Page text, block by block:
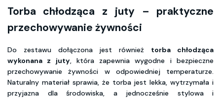
Torba chłodząca z juty – praktyczne
przechowywanie żywności
Do zestawu dołączona jest również torba chłodząca
wykonana z juty, która zapewnia wygodne i bezpieczne
przechowywanie żywności w odpowiedniej temperaturze.
Naturalny materiał sprawia, że torba jest lekka, wytrzymała i
przyjazna dla środowiska, a jednocześnie stylowa i